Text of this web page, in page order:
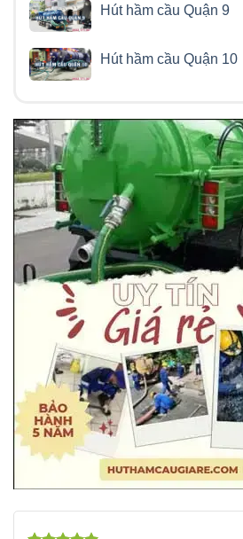
Hút hầm cầu Quận 9
Hút hầm cầu Quận 10